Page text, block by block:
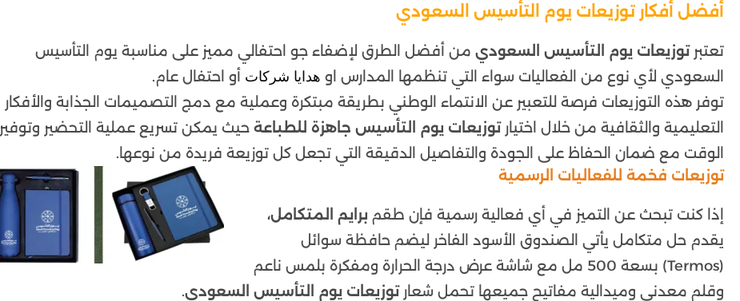
أفضل أفكار توزيعات يوم التأسيس السعودي
تعتبرتوزيعات يوم التأسيس السعودي من أفضل الطرق لإضفاء جو احتفالي مميز على مناسبة يوم التأسيس
السعودي لأي نوع من الفعاليات سواء التي تنظمها المدارس او هدايا شركات أو احتفال عام.
توفر هذه التوزيعات فرصة للتعبير عن الانتماء الوطني بطريقة مبتكرة وعملية مع دمج التصميمات الجذابة والأفكار
التعليمية والثقافية من خلال اختيارتوزيعات يوم التأسيس جاهزة للطباعة حيث يمكن تسريع عملية التحضير وتوفير
الوقت مع ضمان الحفاظ على الجودة والتفاصيل الدقيقة التي تجعل كل توزيعة فريدة من نوعها.
توزيعات فخمة للفعاليات الرسمية
إذا كنت تبحث عن التميز في أي فعالية رسمية فإن طقم برايم المتكامل،
يقدم حل متكامل يأتي الصندوق الأسود الفاخر ليضم حافظة سوائل
(Termos) بسعة 500 مل مع شاشة عرض درجة الحرارة ومفكرة بلمس ناعم
وقلم معدني وميدالية مفاتيح جميعها تحمل شعارتوزيعات يوم التأسيس السعودي.